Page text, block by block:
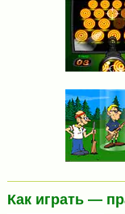
Как играть —